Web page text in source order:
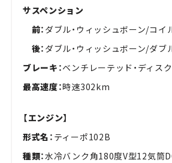
サスペンション
前： ダブル・ウィッシュボーン/コイ
後： ダブル・ウィッシュボーン/ダブ
ブレーキ：ベンチレーテッド・ディスク
最高速度：時速302km
【エンジン】
形式名： ティーポ102B
種類：水冷バンク角180度V型12気筒